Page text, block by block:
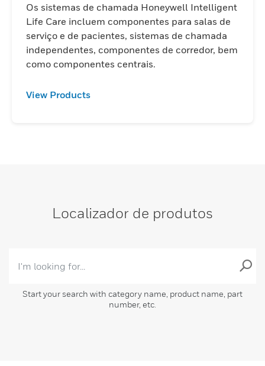
Os sistemas de chamada Honeywell Intelligent
Life Care incluem componentes para salas de
serviço e de pacientes, sistemas de chamada
independentes, componentes de corredor, bem
como componentes centrais.
View Products
Localizador de produtos
Start your search with category name, product name, part
number, etc.